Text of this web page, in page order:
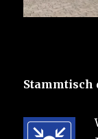
Stammtisch